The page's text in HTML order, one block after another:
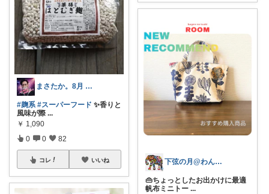
まさたか。8月 7日の経由購入感謝🙏
#麹系 #スーパーフード ✨香りと
風味が際 ...
￥ 1,090
0 0 82
コレ いいね 下弦の月@わんにゃん日和
👜ちょっとしたお出かけに最適
帆布ミニトー ...